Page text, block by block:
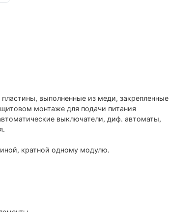
выполненные из меди, закрепленные
монтаже для подачи питания
выключатели, диф. автоматы,
кратной одному модулю.